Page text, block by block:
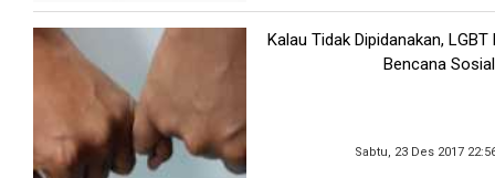
Kalau Tidak Dipidanakan,
Bencana Sosial
Sabtu, 23 Des 2017